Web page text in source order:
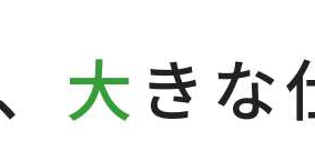
大 きな